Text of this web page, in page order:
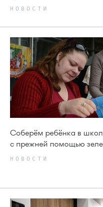
НОВОСТИ
Соберём ребёнка в
с прежней помощью
НОВОСТИ